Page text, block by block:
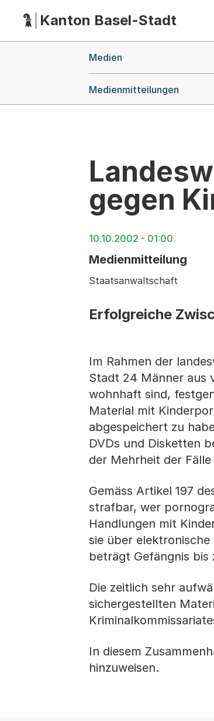
HauptnavigationKanton Basel-Stadt
Medien
Medienmitteilungen
gegen
10.10.2002 - 01:00
Medienmitteilung
Staatsanwaltschaft
Erfolgreiche
Im Rahmen der
Stadt 24 Männer aus
wohnhaft sind,
Material mit
abgespeichert zu
DVDs und Disketten
der Mehrheit der
Gemäss Artikel 197
strafbar, wer
Handlungen mit
sie über
beträgt Gefängnis bis
Die zeitlich sehr
sichergestellten
In diesem
hinzuweisen.